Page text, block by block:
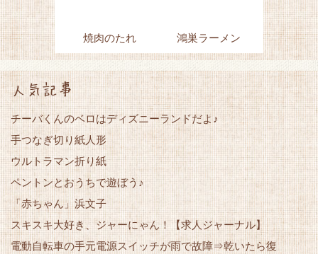
焼肉のたれ 鴻巣ラーメン
人気記事
チーバくんのベロはディズニーランドだよ♪
手つなぎ切り紙人形
ウルトラマン折り紙
ペントンとおうちで遊ぼう♪
「赤ちゃん」浜文子
スキスキ大好き、ジャーにゃん！【求人ジャーナル】
電動自転車の手元電源スイッチが雨で故障⇒乾いたら復